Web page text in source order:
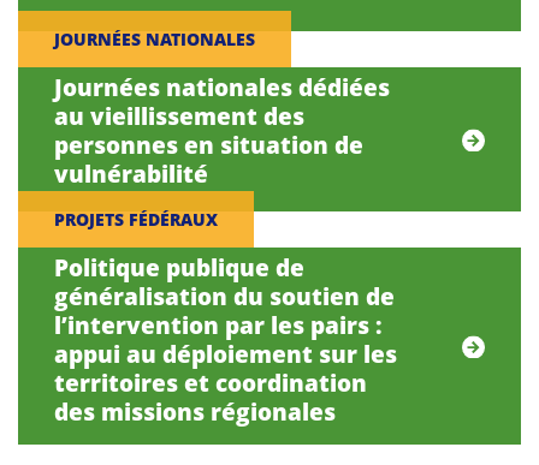
JOURNÉES NATIONALES
Journées nationales dédiées
au vieillissement des
personnes en situation de
vulnérabilité
PROJETS FÉDÉRAUX
Politique publique de
généralisation du soutien de
l’intervention par les pairs :
appui au déploiement sur les
territoires et coordination
des missions régionales